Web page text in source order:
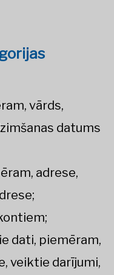
vārds,
datums
adrese,
dati, piemēram,
veiktie darījumi,